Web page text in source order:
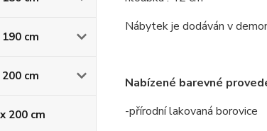
cm
cm
200 cm
Nábytek je dodáván v
Nabízené barevné
-přírodní lakovaná borovice